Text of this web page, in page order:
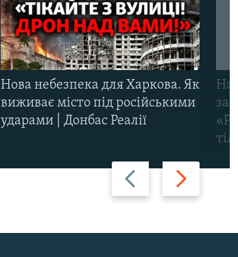
Назад Вперед
Нова небезпека для Харкова. Як
виживає місто під російськими
ударами | Донбас Реалії